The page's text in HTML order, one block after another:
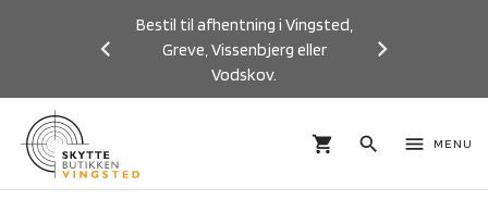
Bestil til afhentning i Vingsted,
Greve, Vissenbjerg eller
Vodskov.
Previous
shopping_cart search menu MENU